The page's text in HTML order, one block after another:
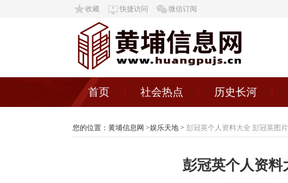
收藏 快捷访问 微信订阅
首页 社会热点 历史长河
您的位置： 黄埔信息网 >娱乐天地 > 彭冠英个人资料大全 彭冠英图
彭冠英个人资料